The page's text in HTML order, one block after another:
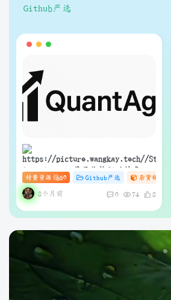
Github严选
QuantAgent：基于价格驱动的多智
能体 LLM 高频交易分析系统
付费资源 50 Github严选 杂货铺
8个月前 0 74 8